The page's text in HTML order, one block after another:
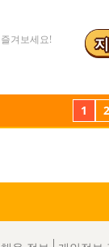
겨보세요!
1 2